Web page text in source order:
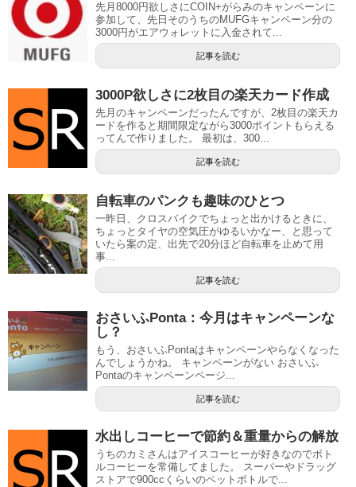
先月8000円欲しさにCOIN+がらみのキャンペーンに
参加して、先日そのうちのMUFGキャンペーン分の
3000円がエアウォレットに入金されて...
記事を読む
3000P欲しさに2枚目の楽天カード作成
先月のキャンペーンだったんですが、2枚目の楽天カ
ードを作ると期間限定ながら3000ポイントもらえる
ってんで作りました。 最初は、300...
記事を読む
自転車のパンクも趣味のひとつ
一昨日、クロスバイクでちょっと出かけるときに、
ちょっとタイヤの空気圧がゆるいかなー、と思って
いたら案の定、出先で20分ほど自転車を止めて用
事...
記事を読む
おさいふPonta：今月はキャンペーンな
し？
もう、おさいふPontaはキャンペーンやらなくなった
んでしょうかね。 キャンペーンがない おさいふ
Pontaのキャンペーンページ...
記事を読む
水出しコーヒーで節約＆重量からの解放
うちのカミさんはアイスコーヒーが好きなのでボト
ルコーヒーを常備してました。 スーパーやドラッグ
ストアで900ccくらいのペットボトルで...